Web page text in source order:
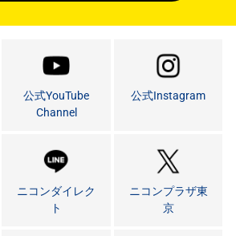
公式YouTube
Channel
公式Instagram
ニコンダイレク
ト
ニコンプラザ東
京